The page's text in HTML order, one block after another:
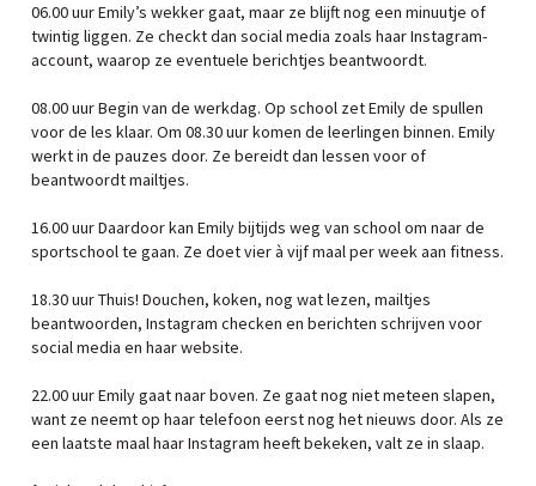
06.00 uur Emily’s wekker gaat, maar ze blijft nog een minuutje of
twintig liggen. Ze checkt dan social media zoals haar Instagram-
account, waarop ze eventuele berichtjes beantwoordt.
08.00 uur Begin van de werkdag. Op school zet Emily de spullen
voor de les klaar. Om 08.30 uur komen de leerlingen binnen. Emily
werkt in de pauzes door. Ze bereidt dan lessen voor of
beantwoordt mailtjes.
16.00 uur Daardoor kan Emily bijtijds weg van school om naar de
sportschool te gaan. Ze doet vier à vijf maal per week aan fitness.
18.30 uur Thuis! Douchen, koken, nog wat lezen, mailtjes
beantwoorden, Instagram checken en berichten schrijven voor
social media en haar website.
22.00 uur Emily gaat naar boven. Ze gaat nog niet meteen slapen,
want ze neemt op haar telefoon eerst nog het nieuws door. Als ze
een laatste maal haar Instagram heeft bekeken, valt ze in slaap.